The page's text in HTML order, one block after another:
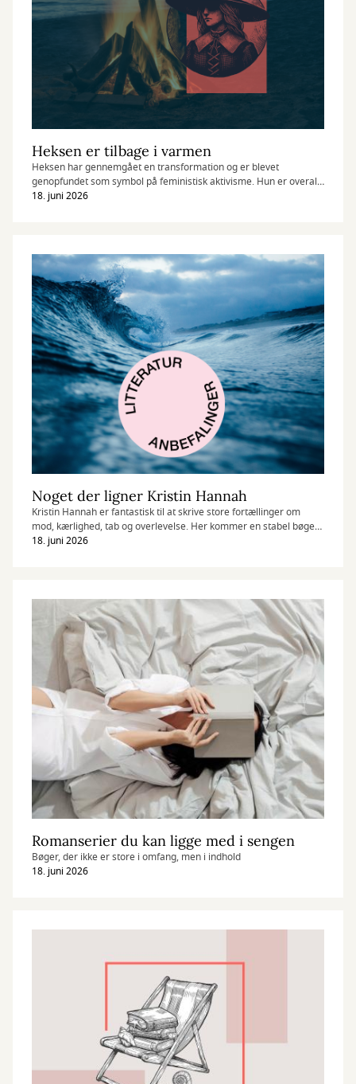
Heksen er tilbage i varmen
Heksen har gennemgået en transformation og er blevet
genopfundet som symbol på feministisk aktivisme. Hun er overalt,
men ikke nødvendigvis på Sankt Hans-bålet.
18. juni 2026
Noget der ligner Kristin Hannah
Kristin Hannah er fantastisk til at skrive store fortællinger om
mod, kærlighed, tab og overlevelse. Her kommer en stabel bøger
som kan noget af det samme.
18. juni 2026
Romanserier du kan ligge med i sengen
Bøger, der ikke er store i omfang, men i indhold
18. juni 2026